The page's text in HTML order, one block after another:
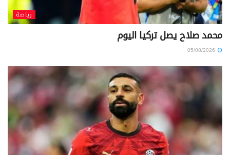
رياضة
محمد صلاح يصل تركيا اليوم